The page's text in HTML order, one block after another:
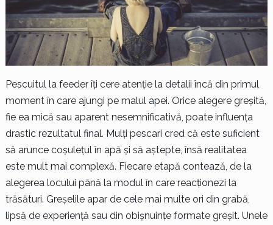
Pescuitul la feeder îți cere atenție la detalii încă din primul
moment în care ajungi pe malul apei. Orice alegere greșită,
fie ea mică sau aparent nesemnificativă, poate influența
drastic rezultatul final. Mulți pescari cred că este suficient
să arunce coșulețul în apă și să aștepte, însă realitatea
este mult mai complexă. Fiecare etapă contează, de la
alegerea locului până la modul în care reacționezi la
trăsături. Greșelile apar de cele mai multe ori din grabă,
lipsă de experiență sau din obișnuințe formate greșit. Unele